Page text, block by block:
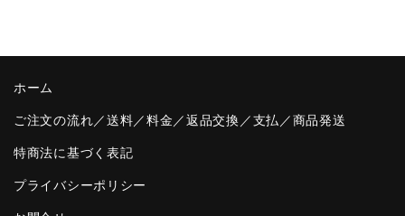
制服メモリー
ホーム
ご注文の流れ／送料／料金／返品交換／支払／商品発送
特商法に基づく表記
プライバシーポリシー